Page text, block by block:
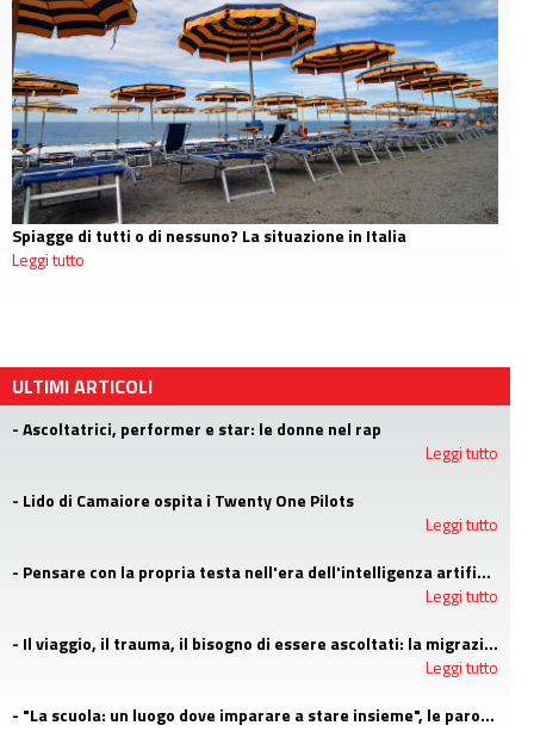
Spiagge di tutti o di nessuno? La situazione in Italia
Leggi tutto
ULTIMI ARTICOLI
- Ascoltatrici, performer e star: le donne nel rap
Leggi tutto
- Lido di Camaiore ospita i Twenty One Pilots
Leggi tutto
- Pensare con la propria testa nell'era dell'intelligenza artificiale
Leggi tutto
- Il viaggio, il trauma, il bisogno di essere ascoltati: la migrazione agli occhi di uno psicologo di LGNET
Leggi tutto
- "La scuola: un luogo dove imparare a stare insieme", le parole di Claudia Pratelli